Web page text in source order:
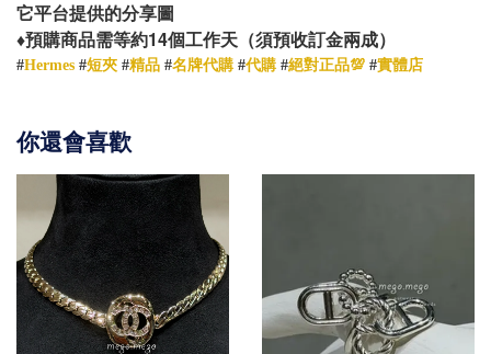
它平台提供的分享圖
♦️預購商品需等約14個工作天（須預收訂金兩成）
#Hermes #短夾 #精品 #名牌代購 #代購 #絕對正品💯 #實體店
你還會喜歡